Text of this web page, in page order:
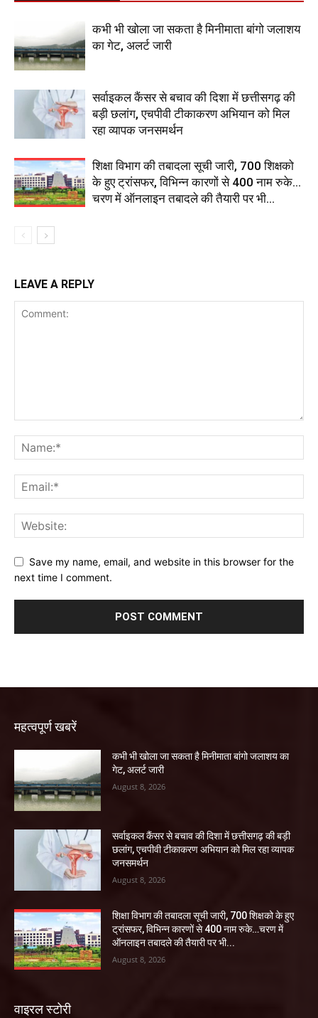
कभी भी खोला जा सकता है मिनीमाता बांगो जलाशय
का गेट, अलर्ट जारी
सर्वाइकल कैंसर से बचाव की दिशा में छत्तीसगढ़ की
बड़ी छलांग, एचपीवी टीकाकरण अभियान को मिल
रहा व्यापक जनसमर्थन
शिक्षा विभाग की तबादला सूची जारी, 700 शिक्षको
के हुए ट्रांसफर, विभिन्न कारणों से 400 नाम रुके…
चरण में ऑनलाइन तबादले की तैयारी पर भी...
LEAVE A REPLY
Save my name, email, and website in this browser for the
next time I comment.
महत्वपूर्ण खबरें
कभी भी खोला जा सकता है मिनीमाता बांगो जलाशय का
गेट, अलर्ट जारी
August 8, 2026
सर्वाइकल कैंसर से बचाव की दिशा में छत्तीसगढ़ की बड़ी
छलांग, एचपीवी टीकाकरण अभियान को मिल रहा व्यापक
जनसमर्थन
August 8, 2026
शिक्षा विभाग की तबादला सूची जारी, 700 शिक्षको के हुए
ट्रांसफर, विभिन्न कारणों से 400 नाम रुके…चरण में
ऑनलाइन तबादले की तैयारी पर भी...
August 8, 2026
वाइरल स्टोरी